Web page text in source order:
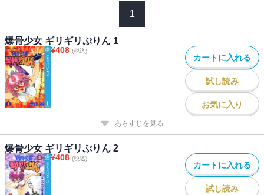
1
爆骨少女 ギリギリぷりん 1
¥408 (税込)
カートに入れる
試し読み
お気に入り
あらすじを見る
爆骨少女 ギリギリぷりん 2
¥408 (税込)
カートに入れる
試し読み